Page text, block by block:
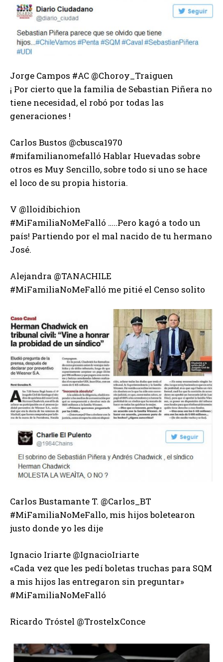
Jorge Campos #AC @Choroy_Traiguen
¡ Por cierto que la familia de Sebastian Piñera no
tiene necesidad, el robó por todas las
generaciones !
Carlos Bustos ‏@cbusca1970
#mifamilianomefalló Hablar Huevadas sobre
otros es Muy Sencillo, sobre todo si uno se hace
el loco de su propia historia.
V ‏@lloidibichion
#MiFamiliaNoMeFalló …..Pero kagó a todo un
país! Partiendo por el mal nacido de tu hermano
José.
Alejandra ‏@TANACHILE
#MiFamiliaNoMeFalló me pitié el Censo solito
Carlos Bustamante T. ‏@Carlos_BT
#MiFamiliaNoMeFallo, mis hijos boletearon
justo donde yo les dije
Ignacio Iriarte ‏@IgnacioIriarte
«Cada vez que les pedí boletas truchas para SQM
a mis hijos las entregaron sin preguntar»
#MiFamiliaNoMeFalló
Ricardo Tróstel ‏@TrostelxConce